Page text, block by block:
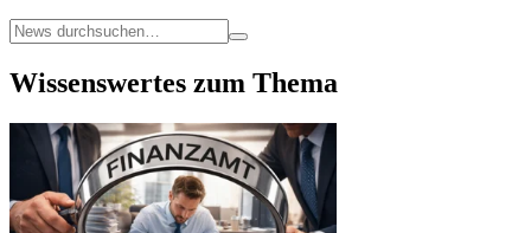
Wissenswertes zum Thema